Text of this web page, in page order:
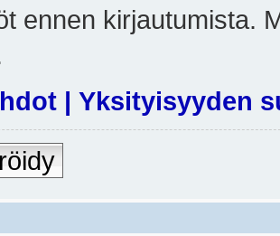
ennen kirjautumista.
| Yksityisyyden